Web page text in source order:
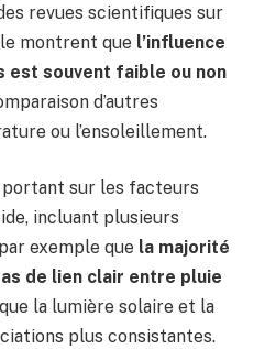
revues scientifiques sur
montrent que l’influence
souvent faible ou non
d’autres
ou l’ensoleillement.
sur les facteurs
incluant plusieurs
exemple que la majorité
de lien clair entre pluie
la lumière solaire et la
plus consistantes.